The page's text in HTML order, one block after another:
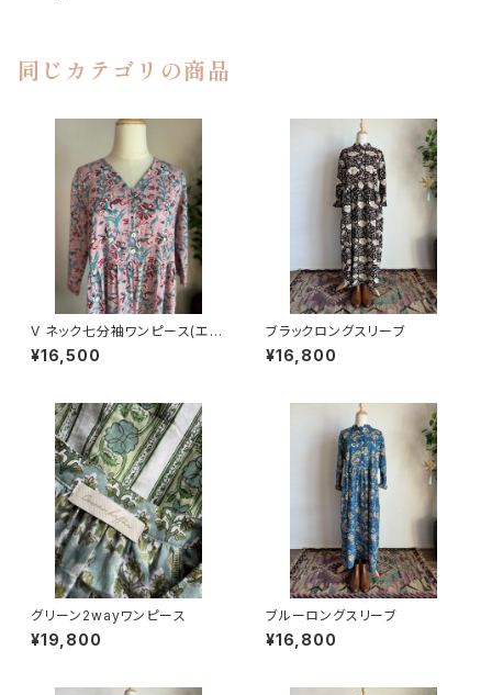
同じカテゴリの商品
V ネック七分袖ワンピース(エレ
ガントベージュピンク)
¥16,500
ブラックロングスリーブ
¥16,800
グリーン2wayワンピース
¥19,800
ブルーロングスリーブ
¥16,800